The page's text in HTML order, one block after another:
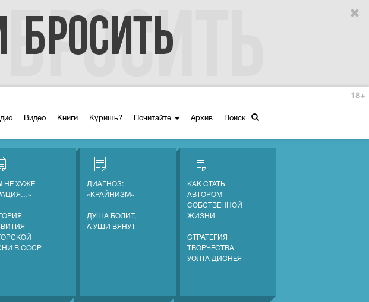
Видео Книги Куришь? Почитайте Архив Поиск
18+
НЕ ХУЖЕ
В СССР
ДИАГНОЗ:
«КРАЙНИЗМ»
ДУША БОЛИТ,
А УШИ ВЯНУТ
КАК СТАТЬ
АВТОРОМ
СОБСТВЕННОЙ
ЖИЗНИ
СТРАТЕГИЯ
ТВОРЧЕСТВА
УОЛТА ДИСНЕЯ